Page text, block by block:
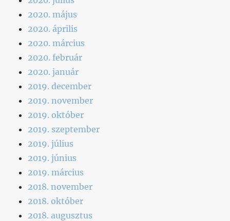
2020. május
2020. április
2020. március
2020. február
2020. január
2019. december
2019. november
2019. október
2019. szeptember
2019. július
2019. június
2019. március
2018. november
2018. október
2018. augusztus